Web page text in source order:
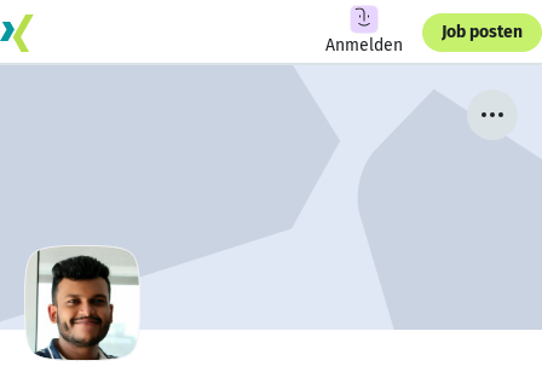
Anmelden
Job posten